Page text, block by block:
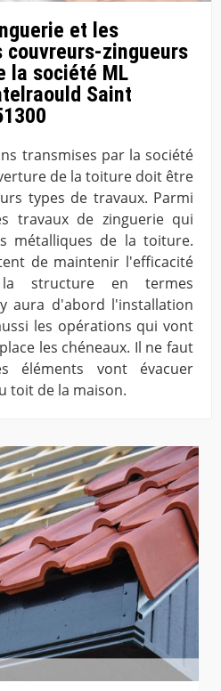
et les
couvreurs-zingueurs
la société ML
Saint
transmises par la société
de la toiture doit être
types de travaux. Parmi
travaux de zinguerie qui
métalliques de la toiture.
de maintenir l'efficacité
structure en termes
aura d'abord l'installation
les opérations qui vont
les chéneaux. Il ne faut
éléments vont évacuer
toit de la maison.